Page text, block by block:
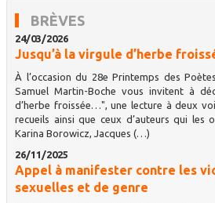
BRÈVES
24/03/2026
Jusqu’à la virgule d’herbe
À l’occasion du 28e Printemps des
Samuel Martin-Boche vous invitent à
d’herbe froissée…", une lecture à deux
recueils ainsi que ceux d’auteurs qui les
Karina Borowicz, Jacques (…)
26/11/2025
Appel à manifester contre les
sexuelles et de genre